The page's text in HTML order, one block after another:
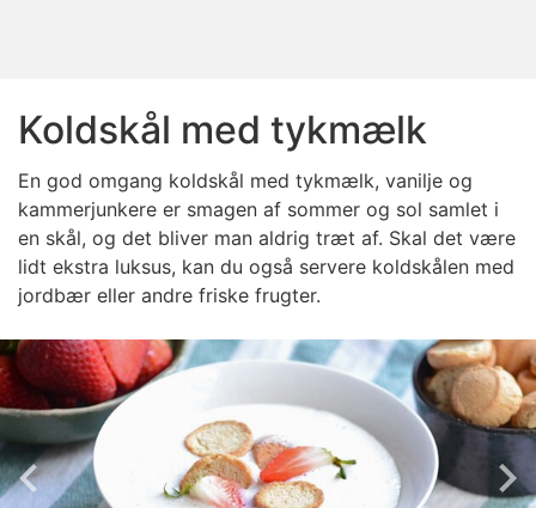
Koldskål med tykmælk
En god omgang koldskål med tykmælk, vanilje og
kammerjunkere er smagen af sommer og sol samlet i
en skål, og det bliver man aldrig træt af. Skal det være
lidt ekstra luksus, kan du også servere koldskålen med
jordbær eller andre friske frugter.